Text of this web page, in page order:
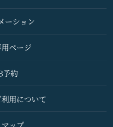
ーション
ページ
予約
用について
ップ